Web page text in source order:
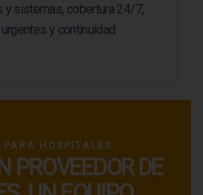
y sistemas, cobertura 24/7,
y continuidad
PARA HOSPITALES
PROVEEDOR DE